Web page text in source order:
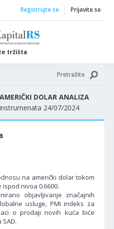
tržišta
Registrujte se Prijavite se
Pretražite
DOLAR ANALIZA
24/07/2024
na američki dolar tokom
nivoa 0.6600.
objavljivanje značajnih
usluge, PMI indeks za
o prodaji novih kuća biće